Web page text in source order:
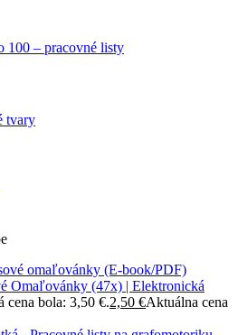
100 – pracovné listy
tvary
Omaľovánky (47x) | Elektronická
cena bola: 3,50 €.2,50 €Aktuálna cena